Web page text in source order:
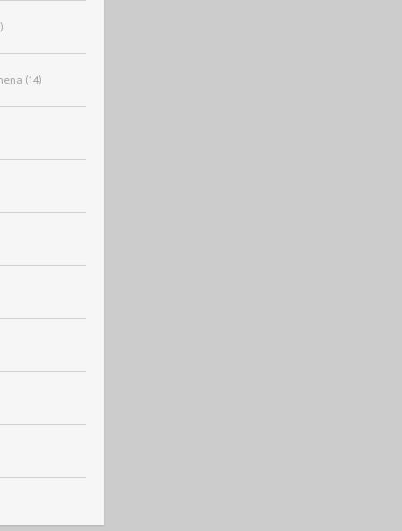
(14)